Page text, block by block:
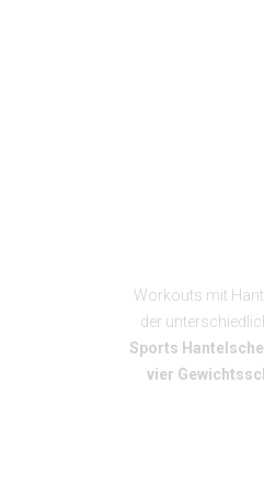
Workouts mit
der
Sports
vier